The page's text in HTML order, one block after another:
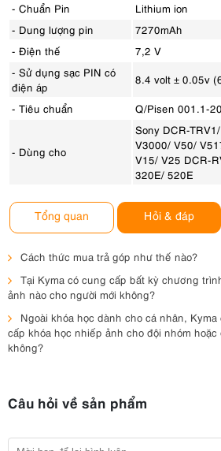
- Chuẩn Pin
Lithium ion
- Dung lượng pin
7270mAh
- Điện thế
7,2 V
- Sử dụng sạc PIN có
điện áp
8.4 volt ± 0.05v
- Tiêu chuẩn Q/Pisen 001.1-
- Dùng cho
Sony DCR-
V3000/ V50/
V15/ V25 DCR-
320E/ 520E
Tổng quan Hỏi & đáp
Cách thức mua trả góp như thế nào?
Tại Kyma có cung cấp bất kỳ chương
ảnh nào cho người mới không?
Ngoài khóa học dành cho cá nhân,
cấp khóa học nhiếp ảnh cho đội nhóm
không?
Câu hỏi về sản phẩm